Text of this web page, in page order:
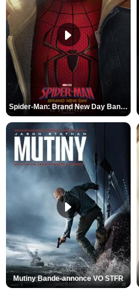
Spider-Man: Brand New Day Bande-annonce VO STFR
Mutiny Bande-annonce VO STFR